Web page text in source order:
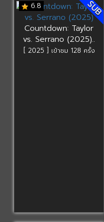
6.8 SUB
Countdown: Taylor
vs. Serrano (2025)..
[ 2025 ] เข้าชม 128 ครั้ง